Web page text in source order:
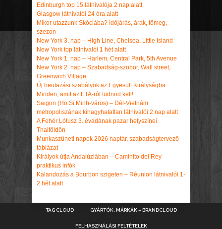
Edinburgh top 15 látnivalója 2 nap alatt
Glasgow látnivalói 24 óra alatt
Mikor utazzunk Skóciába? Időjárás, árak, tömeg,
szezon
New York 3. nap – High Line, Chelsea, Little Island
New York top látnivalói 1 hét alatt
New York 1. nap – Harlem, Central Park, 5th Avenue
New York 2. nap – Szabadság-szobor, Wall street,
Greenwich Village
Új beutazási szabályok az Egyesült Királyságba:
Minden, amit az ETA-ról tudnod kell!
Saigon (Ho Si Minh-város) – Dél-Vietnám
metropoliszának kihagyhatatlan látnivalói 2 nap alatt
A Fehér Lótusz 3. évadának pazar helyszínei
Thaiföldön
Munkaszüneti napok 2026 naptár, szabadságtervező
táblázat
Királyok útja Andalúziában – Caminito del Rey
praktikus infók
Kalandozás a Bourbon szigeten – Réunion látnivalói 1-
2 hét alatt
TAG CLOUD GYÁRTÓK, MÁRKÁK – BRANDCLOUD
FELHASZNÁLÁSI FELTÉTELEK